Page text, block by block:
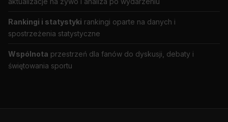
Rankingi i statystyki rankingi oparte na danych i
spostrzeżenia statystyczne
Wspólnota przestrzeń dla fanów do dyskusji, debaty i
świętowania sportu